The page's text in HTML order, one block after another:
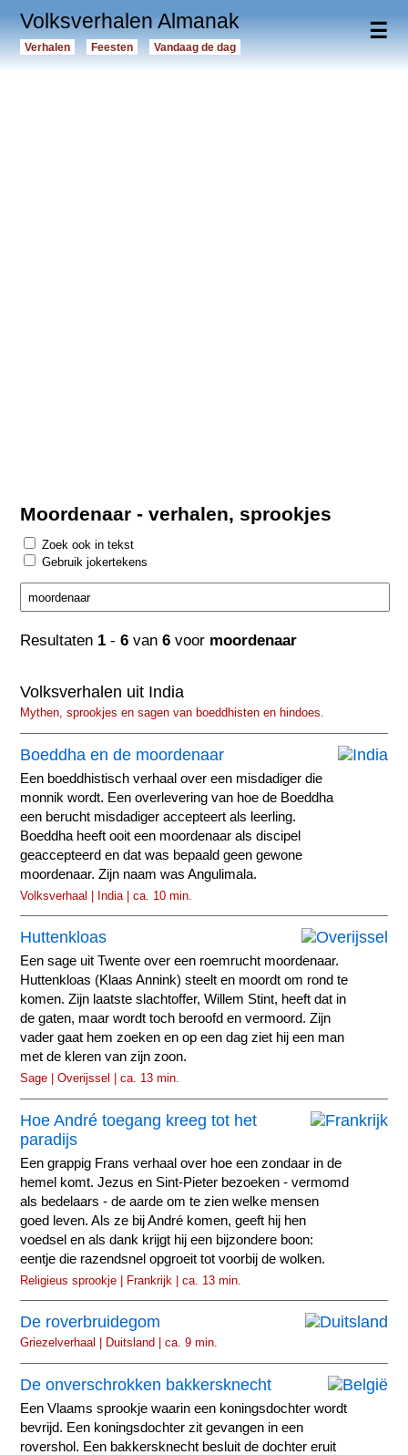
☰
Volksverhalen Almanak
Verhalen Feesten Vandaag de dag
Moordenaar - verhalen, sprookjes
Zoek ook in tekst
Gebruik jokertekens
Resultaten 1 -6 van6 voor moordenaar
Volksverhalen uit India
Mythen, sprookjes en sagen van boeddhisten en hindoes.
Boeddha en de moordenaar
Een boeddhistisch verhaal over een misdadiger die
monnik wordt. Een overlevering van hoe de Boeddha
een berucht misdadiger accepteert als leerling.
Boeddha heeft ooit een moordenaar als discipel
geaccepteerd en dat was bepaald geen gewone
moordenaar. Zijn naam was Angulimala.
Volksverhaal | India | ca. 10 min.
Huttenkloas
Een sage uit Twente over een roemrucht moordenaar.
Huttenkloas (Klaas Annink) steelt en moordt om rond te
komen. Zijn laatste slachtoffer, Willem Stint, heeft dat in
de gaten, maar wordt toch beroofd en vermoord. Zijn
vader gaat hem zoeken en op een dag ziet hij een man
met de kleren van zijn zoon.
Sage | Overijssel | ca. 13 min.
Hoe André toegang kreeg tot het
paradijs
Een grappig Frans verhaal over hoe een zondaar in de
hemel komt. Jezus en Sint-Pieter bezoeken - vermomd
als bedelaars - de aarde om te zien welke mensen
goed leven. Als ze bij André komen, geeft hij hen
voedsel en als dank krijgt hij een bijzondere boon:
eentje die razendsnel opgroeit tot voorbij de wolken.
Religieus sprookje | Frankrijk | ca. 13 min.
De roverbruidegom
Griezelverhaal | Duitsland | ca. 9 min.
De onverschrokken bakkersknecht
Een Vlaams sprookje waarin een koningsdochter wordt
bevrijd. Een koningsdochter zit gevangen in een
rovershol. Een bakkersknecht besluit de dochter eruit